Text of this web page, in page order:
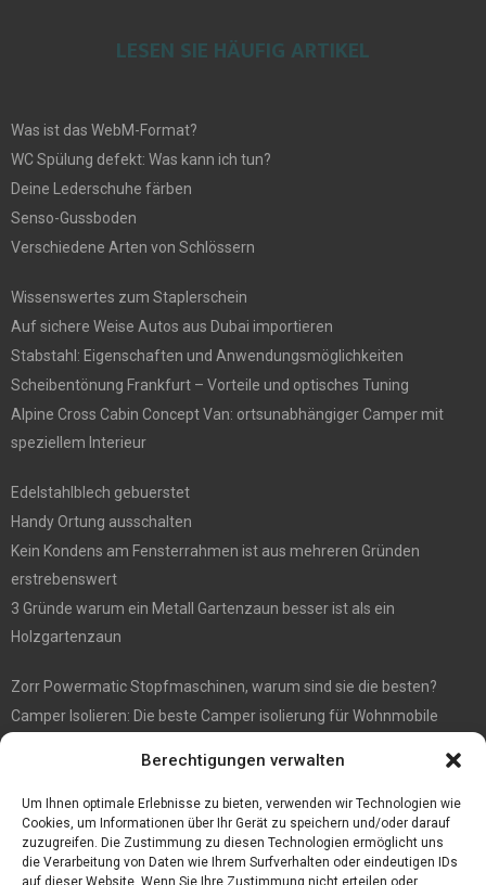
Berechtigungen verwalten
Um Ihnen optimale Erlebnisse zu bieten, verwenden wir Technologien wie
Cookies, um Informationen über Ihr Gerät zu speichern und/oder darauf
zuzugreifen. Die Zustimmung zu diesen Technologien ermöglicht uns
die Verarbeitung von Daten wie Ihrem Surfverhalten oder eindeutigen IDs
auf dieser Website. Wenn Sie Ihre Zustimmung nicht erteilen oder
LESEN SIE HÄUFIG ARTIKEL
Was ist das WebM-Format?
WC Spülung defekt: Was kann ich tun?
Deine Lederschuhe färben
Senso-Gussboden
Verschiedene Arten von Schlössern
Wissenswertes zum Staplerschein
Auf sichere Weise Autos aus Dubai importieren
Stabstahl: Eigenschaften und Anwendungsmöglichkeiten
Scheibentönung Frankfurt – Vorteile und optisches Tuning
Alpine Cross Cabin Concept Van: ortsunabhängiger Camper mit
speziellem Interieur
Edelstahlblech gebuerstet
Handy Ortung ausschalten
Kein Kondens am Fensterrahmen ist aus mehreren Gründen
erstrebenswert
3 Gründe warum ein Metall Gartenzaun besser ist als ein
Holzgartenzaun
Zorr Powermatic Stopfmaschinen, warum sind sie die besten?
Camper Isolieren: Die beste Camper isolierung für Wohnmobile
Immobilienmakler Gökay Gündüz
Masterarbeit auf Englisch: Anleitung zum Verfassen